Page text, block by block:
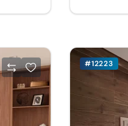
#12223